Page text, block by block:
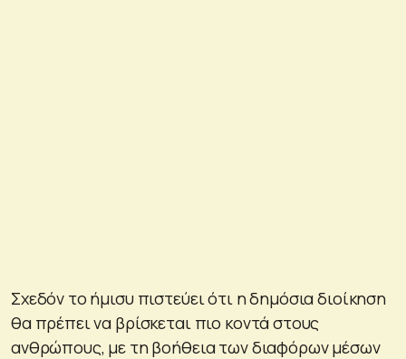
Σχεδόν το ήμισυ πιστεύει ότι η δημόσια διοίκηση
θα πρέπει να βρίσκεται πιο κοντά στους
ανθρώπους, με τη βοήθεια των διαφόρων μέσων